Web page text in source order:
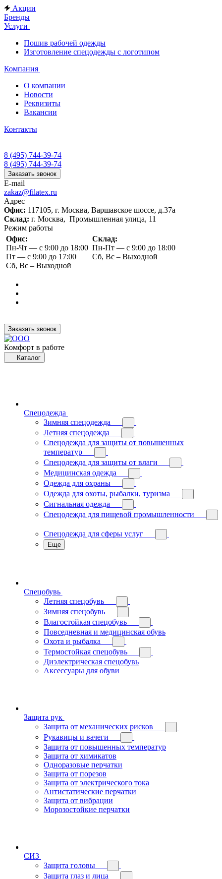
Акции
Бренды
Услуги
Пошив рабочей одежды
Изготовление спецодежды с логотипом
Компания
О компании
Новости
Реквизиты
Вакансии
Контакты
8 (495) 744-39-74
8 (495) 744-39-74
Заказать звонок
E-mail
zakaz@filatex.ru
Адрес
Офис: 117105, г. Москва, Варшавское шоссе, д.37а
Склад: г. Москва, Промышленная улица, 11
Режим работы
Офис:
Пн-Чт — с 9:00 до 18:00
Пт — с 9:00 до 17:00
Сб, Вс – Выходной
Склад:
Пн-Пт — с 9:00 до 18:00
Сб, Вс – Выходной
Заказать звонок
Комфорт в работе
Каталог
Спецодежда
Зимняя спецодежда
Летняя спецодежда
Спецодежда для защиты от повышенных
температур
Спецодежда для защиты от влаги
Медицинская одежда
Одежда для охраны
Одежда для охоты, рыбалки, туризма
Сигнальная одежда
Спецодежда для пищевой промышленности
Спецодежда для сферы услуг
Еще
Спецобувь
Летняя спецобувь
Зимняя спецобувь
Влагостойкая спецобувь
Повседневная и медицинская обувь
Охота и рыбалка
Термостойкая спецобувь
Диэлектрическая спецобувь
Аксессуары для обуви
Защита рук
Защита от механических рисков
Рукавицы и вачеги
Защита от повышенных температур
Защита от химикатов
Одноразовые перчатки
Защита от порезов
Защита от электрического тока
Антистатические перчатки
Защита от вибрации
Морозостойкие перчатки
СИЗ
Защита головы
Защита глаз и лица